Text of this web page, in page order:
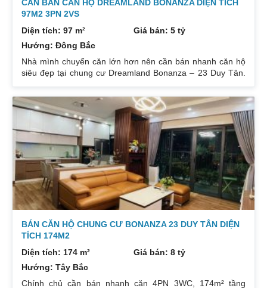
CẦN BÁN CĂN HỘ DREAMLAND BONANZA DIỆN TÍCH
97M2 3PN 2VS
Diện tích: 97 m²
Giá bán: 5 tỷ
Hướng: Đông Bắc
Nhà mình chuyển căn lớn hơn nên cần bán nhanh căn hộ
siêu đẹp tại chung cư Dreamland Bonanza – 23 Duy Tân.
hợp lý các phòng đều tràn ngập ánh sáng tự nhiên. Hướng
cửa Bắc. Ban công Tây. Tầng cao view bát ngát thoáng
mát. Nhà nguyên Bản CĐT. Giá bán: 5 tỷ có thương lượng
đẹp. Liên hệ : 0832133366
BÁN CĂN HỘ CHUNG CƯ BONANZA 23 DUY TÂN DIỆN
TÍCH 174M2
Diện tích: 174 m²
Giá bán: 8 tỷ
Hướng: Tây Bắc
Chính chủ cần bán nhanh căn 4PN 3WC, 174m² tầng